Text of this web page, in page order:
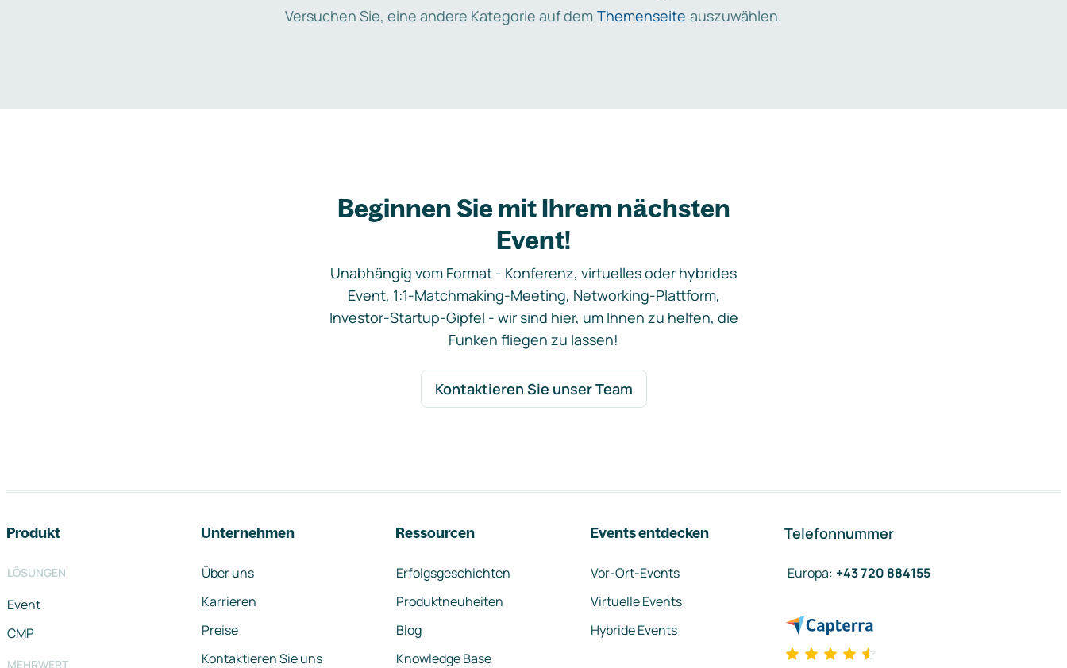
Versuchen Sie, eine andere Kategorie auf dem Themenseite auszuwählen.
Beginnen Sie mit Ihrem nächsten
Event!
Unabhängig vom Format - Konferenz, virtuelles oder hybrides
Event, 1:1-Matchmaking-Meeting, Networking-Plattform,
Investor-Startup-Gipfel - wir sind hier, um Ihnen zu helfen, die
Funken fliegen zu lassen!
Kontaktieren Sie unser Team
Produkt
LÖSUNGEN
Event
CMP
MEHRWERT
Unternehmen
Über uns
Karrieren
Preise
Kontaktieren Sie uns
Ressourcen
Erfolgsgeschichten
Produktneuheiten
Blog
Knowledge Base
Events entdecken
Vor-Ort-Events
Virtuelle Events
Hybride Events
Telefonnummer
Europa: +43 720 884155